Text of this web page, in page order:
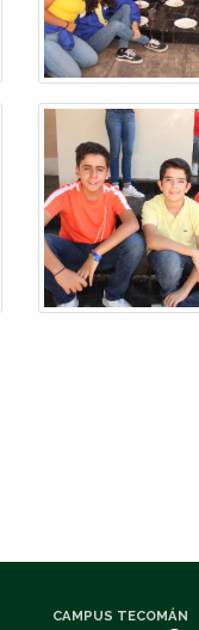
CAMPUS TECOMÁN